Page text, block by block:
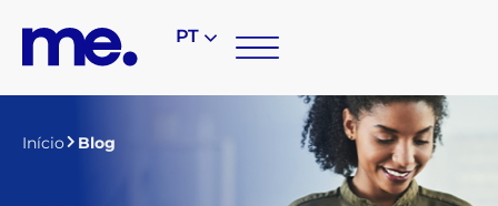
PT
Início Blog